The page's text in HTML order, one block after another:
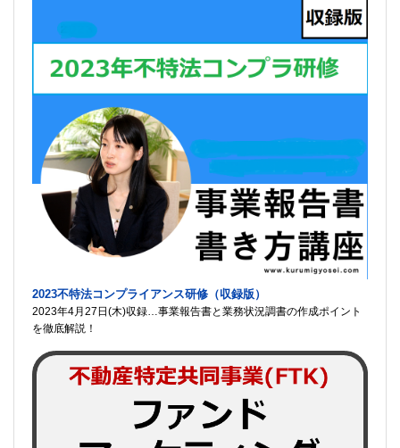
2023不特法コンプライアンス研修（収録版）
2023年4月27日(木)収録…事業報告書と業務状況調書の作成ポイント
を徹底解説！